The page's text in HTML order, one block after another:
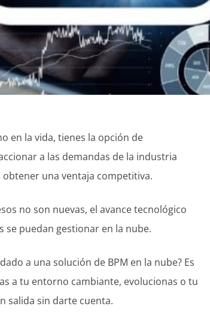
en la vida, tienes la opción de
a las demandas de la industria
una ventaja competitiva.
no son nuevas, el avance tecnológico
puedan gestionar en la nube.
a una solución de BPM en la nube? Es
a tu entorno cambiante, evolucionas o tu
salida sin darte cuenta.